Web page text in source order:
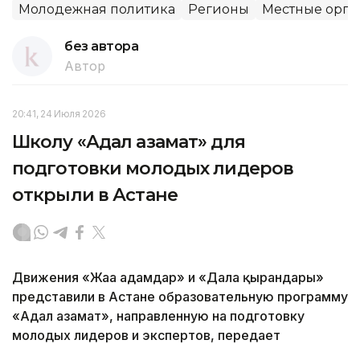
Молодежная политика Регионы Местные
без автора
Автор
20:41, 24 Июля 2026
Школу «Адал азамат» для
подготовки молодых лидеров
открыли в Астане
Движения «Жаңа адамдар» и «Дала қырандары»
представили в Астане образовательную программу
«Адал азамат», направленную на подготовку
молодых лидеров и экспертов, передает